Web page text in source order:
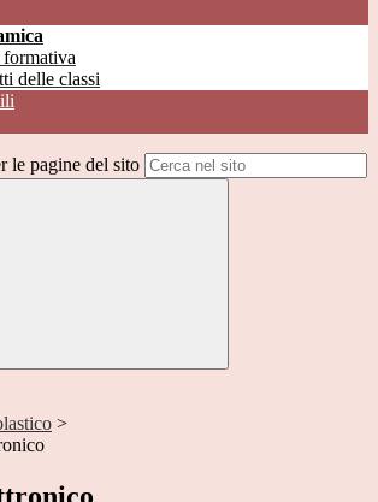
delle classi
le pagine del sito
>